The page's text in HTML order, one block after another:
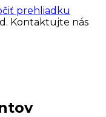
prehliadku
Kontaktujte nás